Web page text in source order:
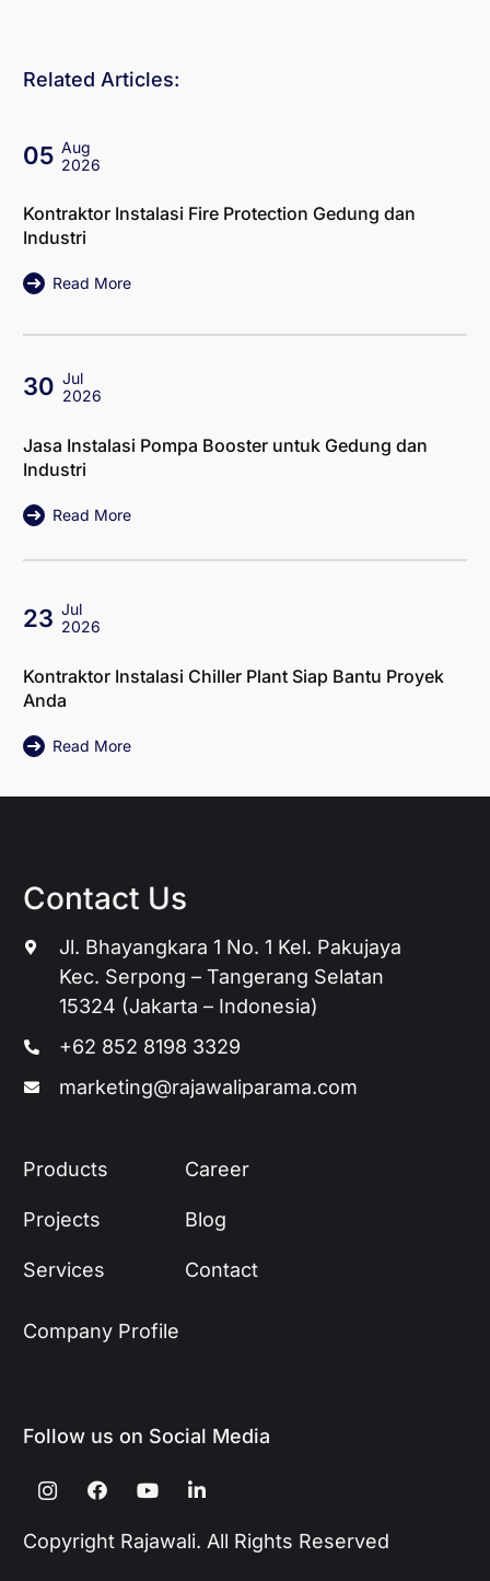
Related Articles:
05 Aug
2026
Kontraktor Instalasi Fire Protection Gedung dan
Industri
Read More
30 Jul
2026
Jasa Instalasi Pompa Booster untuk Gedung dan
Industri
Read More
23 Jul
2026
Kontraktor Instalasi Chiller Plant Siap Bantu Proyek
Anda
Read More
Contact Us
Jl. Bhayangkara 1 No. 1 Kel. Pakujaya
Kec. Serpong – Tangerang Selatan
15324 (Jakarta – Indonesia)
+62 852 8198 3329
marketing@rajawaliparama.com
Products
Projects
Services
Career
Blog
Contact
Company Profile
Follow us on Social Media
Copyright Rajawali. All Rights Reserved